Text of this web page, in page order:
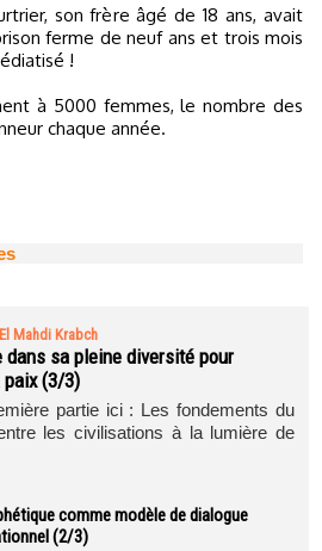
son frère âgé de 18 ans, avait
ferme de neuf ans et trois mois
!
à 5000 femmes, le nombre des
chaque année.
Mahdi Krabch
dans sa pleine diversité pour
(3/3)
partie ici : Les fondements du
les civilisations à la lumière de
comme modèle de dialogue
(2/3)